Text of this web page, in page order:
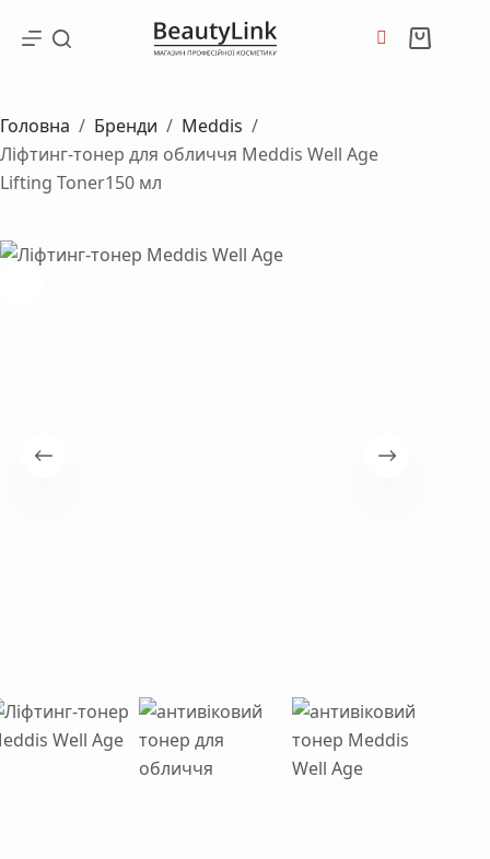
Кошик
Головна / Бренди / Meddis /
Ліфтинг-тонер для обличчя Meddis Well Age
Lifting Toner150 мл